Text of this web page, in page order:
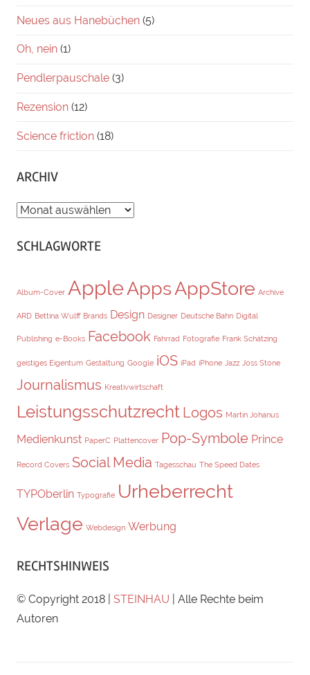
Neues aus Hanebüchen (5)
Oh, nein (1)
Pendlerpauschale (3)
Rezension (12)
Science friction (18)
ARCHIV
ARCHIV
SCHLAGWORTE
Album-Cover AppleAppsAppStore Archive
ARD Bettina Wulff Brands Design Designer Deutsche Bahn Digital
Publishing e-Books Facebook Fahrrad Fotografie Frank Schätzing
geistiges Eigentum Gestaltung Google iOS iPad iPhone Jazz Joss Stone
Journalismus Kreativwirtschaft
Leistungsschutzrecht Logos Martin Johanus
Medienkunst PaperC Plattencover Pop-Symbole Prince
Record Covers Social Media Tagesschau The Speed Dates
TYPOberlin Typografie Urheberrecht
Verlage Webdesign Werbung
RECHTSHINWEIS
© Copyright 2018 | STEINHAU | Alle Rechte beim
Autoren